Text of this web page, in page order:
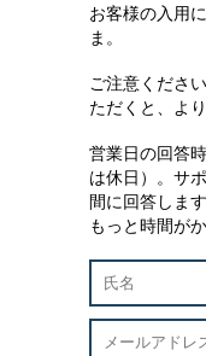
お客様の入用
ま。
ご注意くださ
ただくと、よ
営業日の回答
は休日）。サ
間に回答しま
もっと時間が